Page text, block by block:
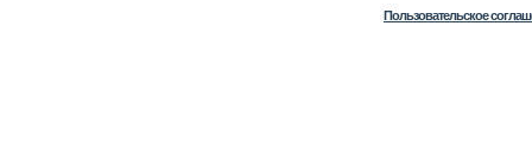
Пользовательское